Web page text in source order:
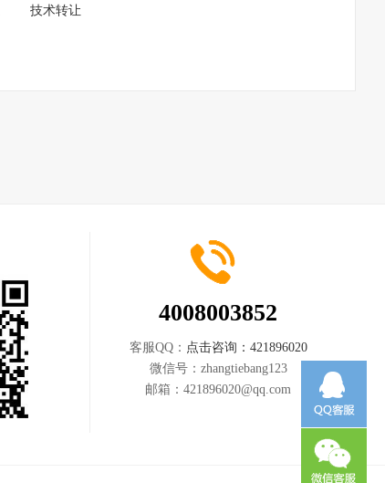
技术转让
4008003852
客服QQ： 点击咨询：421896020
微信号： zhangtiebang123
邮箱： 421896020@qq.com